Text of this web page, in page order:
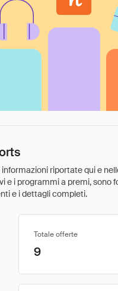
riportate qui e
e i programmi a premi,
e i dettagli completi.
Totale offerte
9